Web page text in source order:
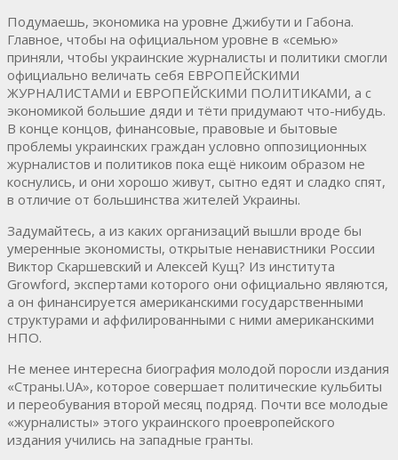
Подумаешь, экономика на уровне Джибути и Габона.
Главное, чтобы на официальном уровне в «семью»
приняли, чтобы украинские журналисты и политики смогли
официально величать себя ЕВРОПЕЙСКИМИ
ЖУРНАЛИСТАМИ и ЕВРОПЕЙСКИМИ ПОЛИТИКАМИ, а с
экономикой большие дяди и тёти придумают что-нибудь.
В конце концов, финансовые, правовые и бытовые
проблемы украинских граждан условно оппозиционных
журналистов и политиков пока ещё никоим образом не
коснулись, и они хорошо живут, сытно едят и сладко спят,
в отличие от большинства жителей Украины.
Задумайтесь, а из каких организаций вышли вроде бы
умеренные экономисты, открытые ненавистники России
Виктор Скаршевский и Алексей Кущ? Из института
Growford, экспертами которого они официально являются,
а он финансируется американскими государственными
структурами и аффилированными с ними американскими
НПО.
Не менее интересна биография молодой поросли издания
«Страны.UA», которое совершает политические кульбиты
и переобувания второй месяц подряд. Почти все молодые
«журналисты» этого украинского проевропейского
издания учились на западные гранты.